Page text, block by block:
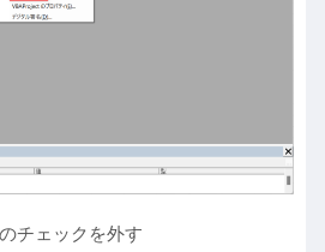
チェックを外す